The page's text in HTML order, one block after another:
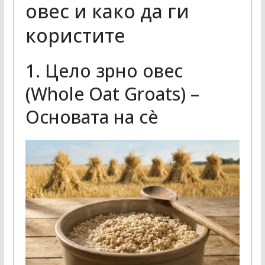
овес и како да ги
користите
1. Цело зрно овес
(Whole Oat Groats) –
Основата на сè